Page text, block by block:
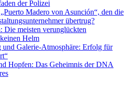
der Polizei
Madero von Asunción“, den die
übertrug?
Die meisten verunglückten
Helm
und Galerie-Atmosphäre: Erfolg für
Hopfen: Das Geheimnis der DNA